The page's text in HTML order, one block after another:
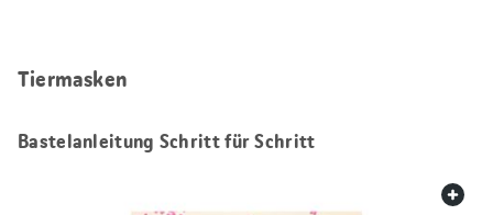
Tiermasken
Bastelanleitung Schritt für Schritt